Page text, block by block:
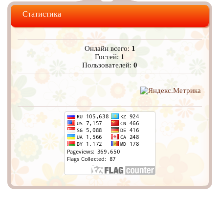
Статистика
Онлайн всего: 1
Гостей: 1
Пользователей:0